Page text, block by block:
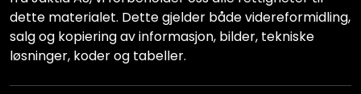
dette materialet. Dette gjelder både videreformidling,
salg og kopiering av informasjon, bilder, tekniske
løsninger, koder og tabeller.